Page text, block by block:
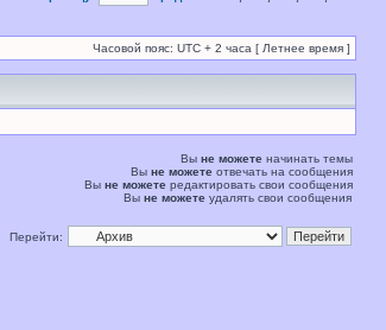
Часовой пояс: UTC + 2 часа [ Летнее время ]
Вы не можете начинать темы
Вы не можете отвечать на сообщения
Вы не можете редактировать свои сообщения
Вы не можете удалять свои сообщения
Перейти: